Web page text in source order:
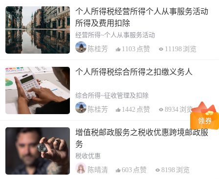
个人所得税经营所得个人从事服务活动
所得及费用扣除
经营所得~个人从事服务活动
陈桂芳
1103 点赞 11198 浏览
个人所得税综合所得之扣缴义务人
综合所得~征收管理及扣除
陈桂芳
1442 点赞 8934 浏览
增值税邮政服务之税收优惠跨境邮政服
务
税收优惠
陈晴清
603 点赞 8198 浏览